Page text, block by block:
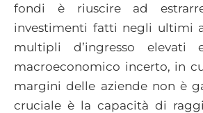
fondi è riuscire ad
investimenti fatti negli ultimi
multipli d’ingresso elevati
macroeconomico incerto, in
margini delle aziende non è
cruciale è la capacità di